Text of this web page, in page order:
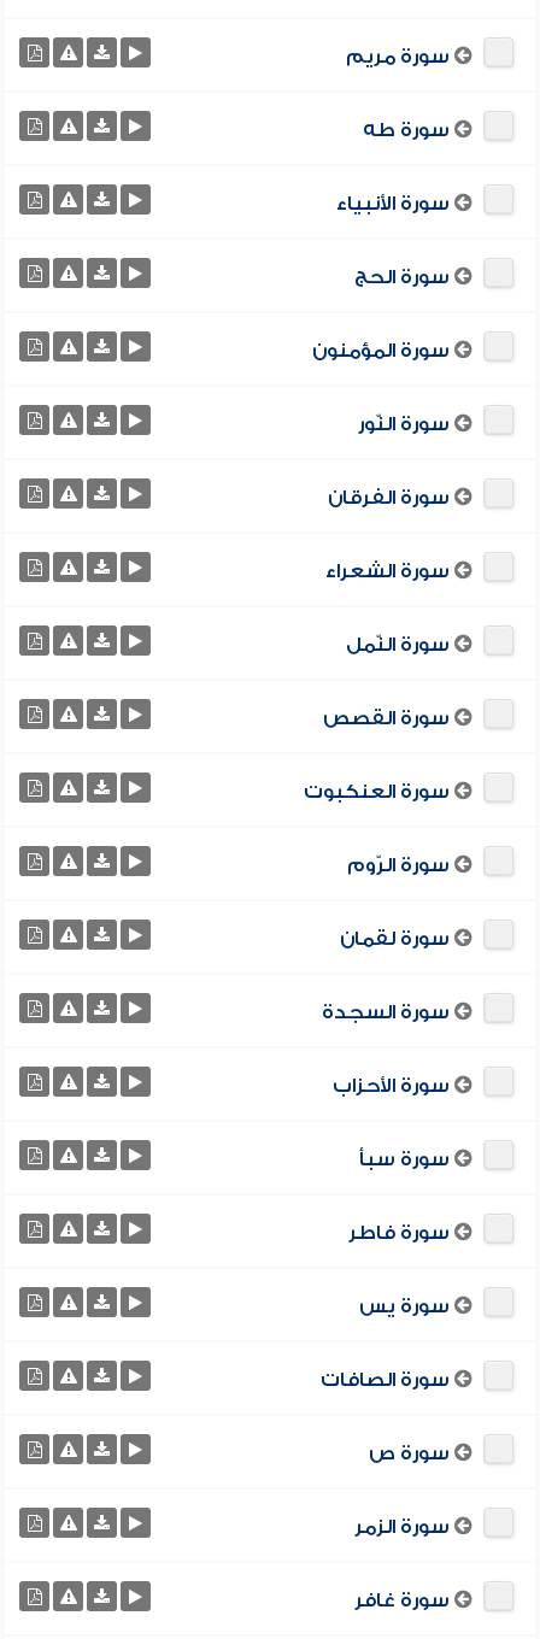
سورة مريم
سورة طه
سورة الأنبياء
سورة الحج
سورة المؤمنون
سورة النّور
سورة الفرقان
سورة الشعراء
سورة النّمل
سورة القصص
سورة العنكبوت
سورة الرّوم
سورة لقمان
سورة السجدة
سورة الأحزاب
سورة سبأ
سورة فاطر
سورة يس
سورة الصافات
سورة ص
سورة الزمر
سورة غافر